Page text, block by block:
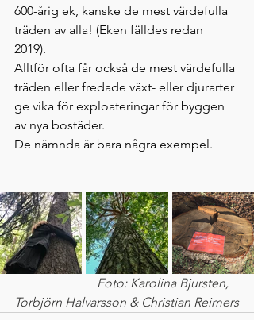
600-årig ek, kanske de mest värdefulla
träden av alla! (Eken fälldes redan
2019).
Alltför ofta får också de mest värdefulla
träden eller fredade växt- eller djurarter
ge vika för exploateringar för byggen
av nya bostäder.
De nämnda är bara några exempel.
                       Foto: Karolina Bjursten,
Torbjörn Halvarsson & Christian Reimers